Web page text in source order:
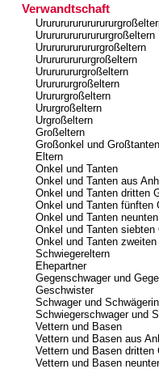
Verwandtschaft
Ururururururururgroßeltern
Urururururururgroßeltern
Ururururururgroßeltern
Urururururgroßeltern
Ururururgroßeltern
Urururgroßeltern
Ururgroßeltern
Urgroßeltern
Großeltern
Großonkel und Großtanten
Eltern
Onkel und Tanten
Onkel und Tanten aus
Onkel und Tanten dritten
Onkel und Tanten fünften
Onkel und Tanten
Onkel und Tanten siebten
Onkel und Tanten zweiten
Schwiegereltern
Ehepartner
Gegenschwager und
Geschwister
Schwager und
Schwiegerschwager und
Vettern und Basen
Vettern und Basen aus
Vettern und Basen dritten
Vettern und Basen